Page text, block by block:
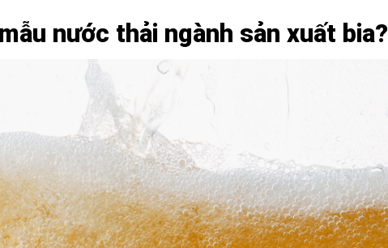
nước thải ngành sản xuất bia?